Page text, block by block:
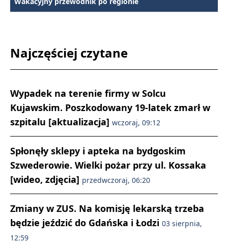
Najczęściej czytane
Wypadek na terenie firmy w Solcu
Kujawskim. Poszkodowany 19-latek zmarł w
szpitalu [aktualizacja] wczoraj, 09:12
Spłonęły sklepy i apteka na bydgoskim
Szwederowie. Wielki pożar przy ul. Kossaka
[wideo, zdjęcia] przedwczoraj, 06:20
Zmiany w ZUS. Na komisję lekarską trzeba
będzie jeździć do Gdańska i Łodzi 03 sierpnia,
12:59